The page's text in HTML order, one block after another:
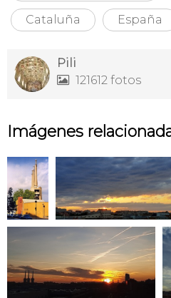
Cataluña España
Pili
 121612 fotos
Imágenes